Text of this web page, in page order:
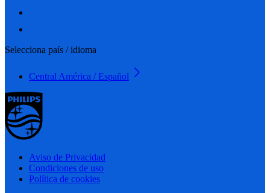
Selecciona país / idioma
Central América / Español
Aviso de Privacidad
Condiciones de uso
Política de cookies